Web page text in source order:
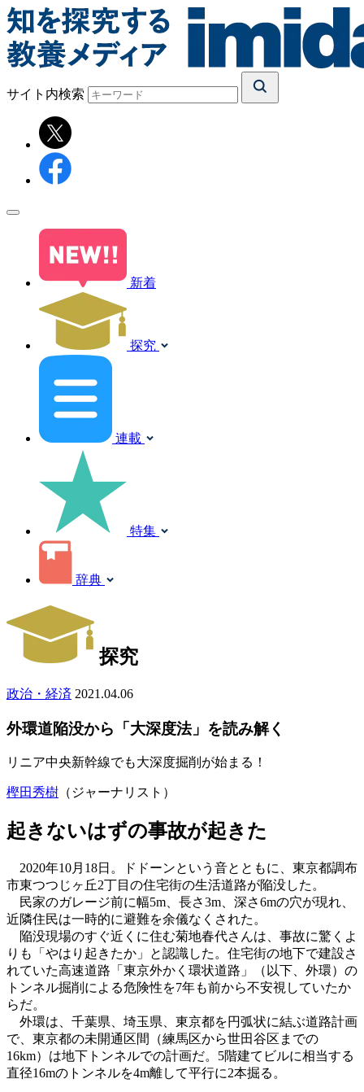
サイト内検索
新着
探究
連載
特集
辞典
探究
政治・経済 2021.04.06
外環道陥没から「大深度法」を読み解く
リニア中央新幹線でも大深度掘削が始まる！
樫田秀樹 （ジャーナリスト）
起きないはずの事故が起きた
2020年10月18日。ドドーンという音とともに、東京都調布
市東つつじヶ丘2丁目の住宅街の生活道路が陥没した。
民家のガレージ前に幅5m、長さ3m、深さ6mの穴が現れ、
近隣住民は一時的に避難を余儀なくされた。
陥没現場のすぐ近くに住む菊地春代さんは、事故に驚くよ
りも「やはり起きたか」と認識した。住宅街の地下で建設さ
れていた高速道路「東京外かく環状道路」（以下、外環）の
トンネル掘削による危険性を7年も前から不安視していたか
らだ。
外環は、千葉県、埼玉県、東京都を円弧状に結ぶ道路計画
で、東京都の未開通区間（練馬区から世田谷区までの
16km）は地下トンネルでの計画だ。5階建てビルに相当する
直径16mのトンネルを4m離して平行に2本掘る。